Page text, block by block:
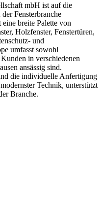
mbH ist auf die
Fensterbranche
breite Palette von
Holzfenster, Fenstertüren,
und
umfasst sowohl
in verschiedenen
ansässig sind.
die individuelle Anfertigung
Technik, unterstützt
Branche.